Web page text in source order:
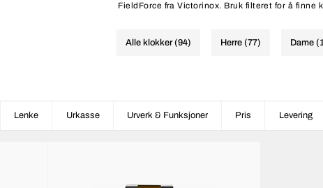
FieldForce fra Victorinox. Bruk filteret for å finne
Alle klokker (94) Herre (77) Dame
Lenke Urkasse Urverk & Funksjoner Pris Levering